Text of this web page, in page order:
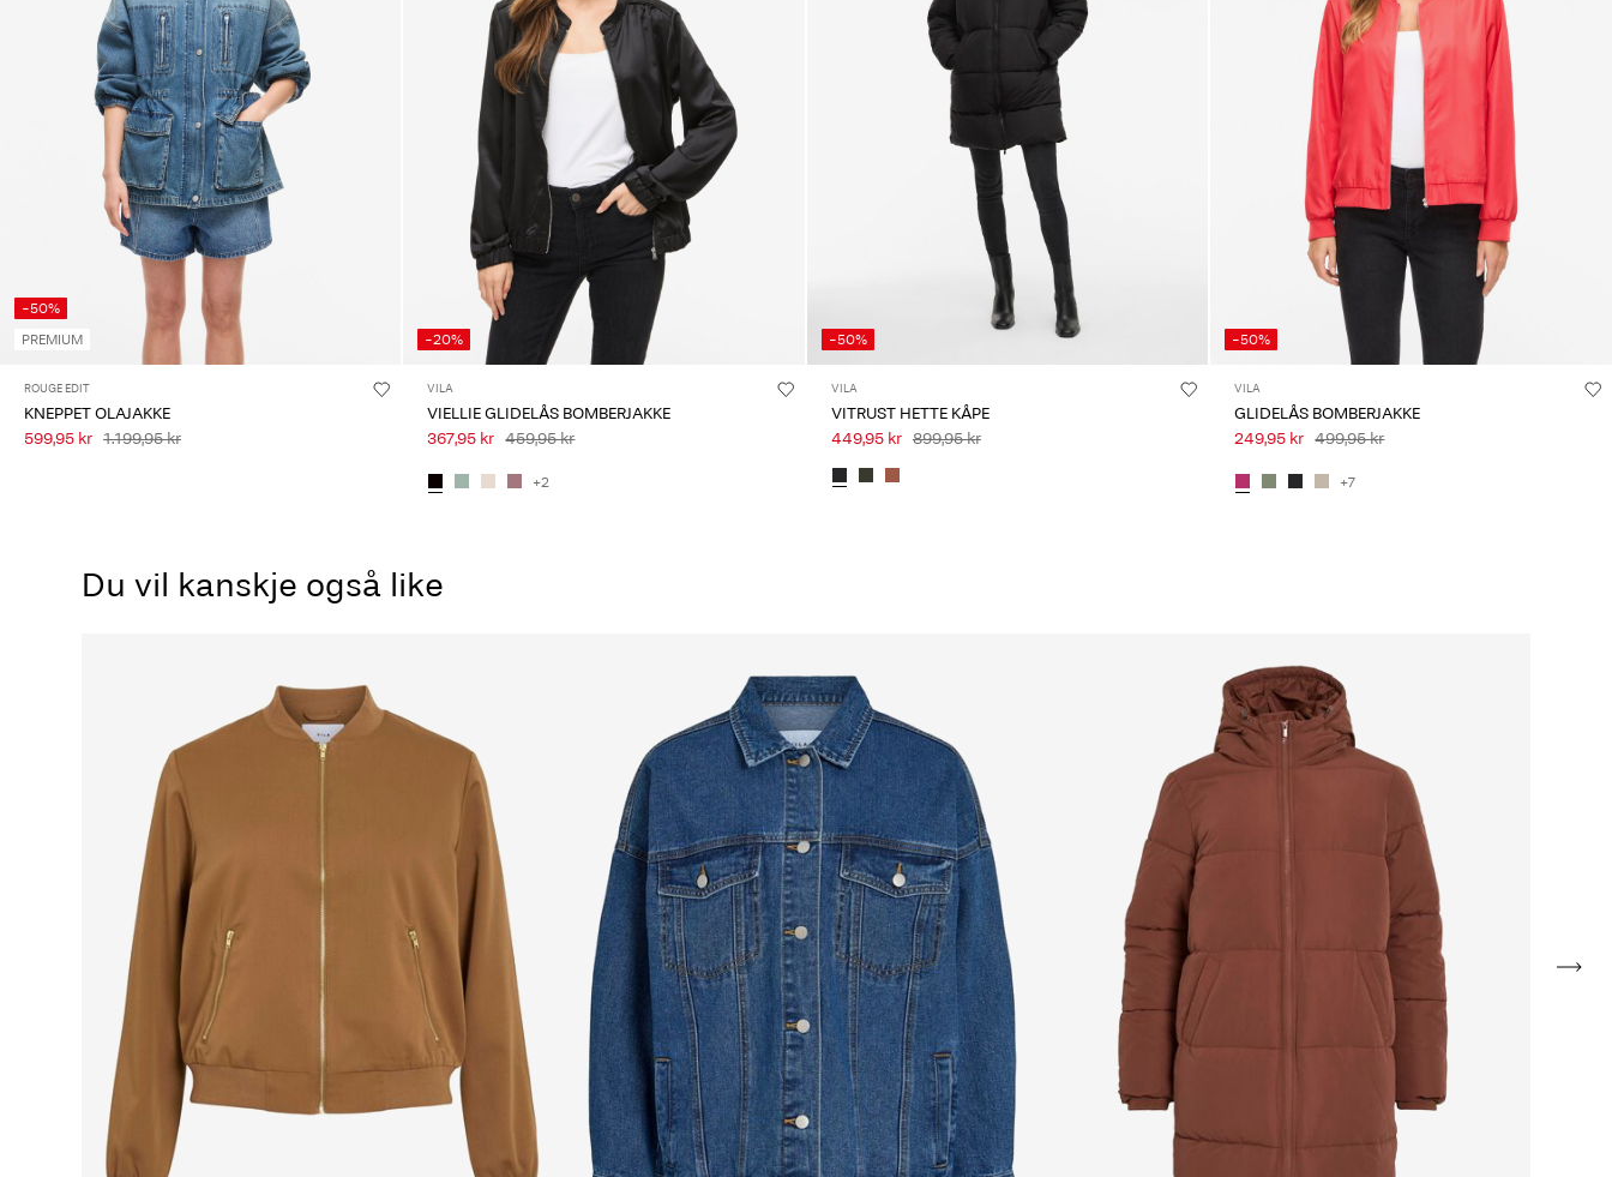
-50%
PREMIUM
ROUGE EDIT
KNEPPET OLAJAKKE
599,95 kr 1.199,95 kr
-20%
VILA
VIELLIE GLIDELÅS BOMBERJAKKE
367,95 kr 459,95 kr
+2
-50%
VILA
VITRUST HETTE KÅPE
449,95 kr 899,95 kr
-50%
VILA
GLIDELÅS BOMBERJAKKE
249,95 kr 499,95 kr
+7
Du vil kanskje også like